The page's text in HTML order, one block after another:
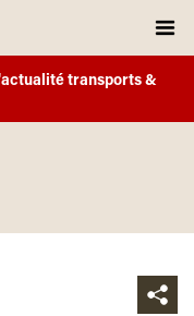
transports &